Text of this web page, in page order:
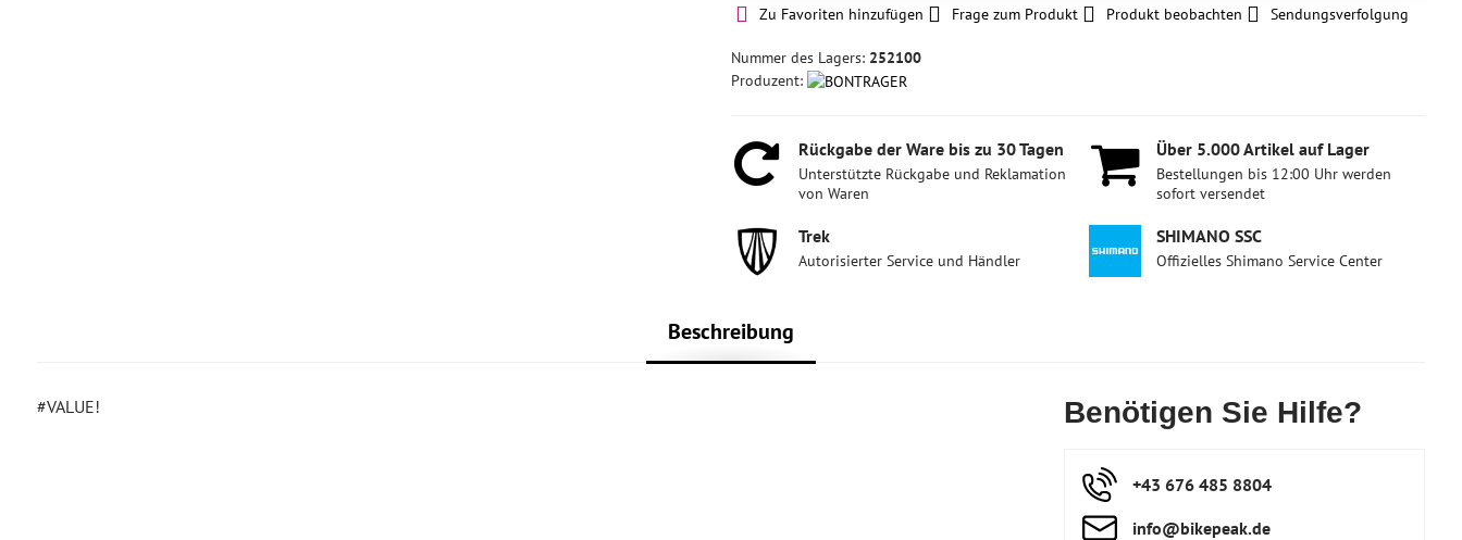
Zu Favoriten hinzufügen Frage zum Produkt Produkt beobachten Sendungsverfolgung
Nummer des Lagers: 252100
Produzent:
Rückgabe der Ware bis zu 30 Tagen
Unterstützte Rückgabe und Reklamation
von Waren
Über 5​.000 Artikel auf Lager
Bestellungen bis 12:00 Uhr werden
sofort versendet
Trek
Autorisierter Service und Händler
SHIMANO SSC
Offizielles Shimano Service Center
Beschreibung
#VALUE! Benötigen Sie Hilfe?
+43 676 485 8804
info​@bikepeak​.de